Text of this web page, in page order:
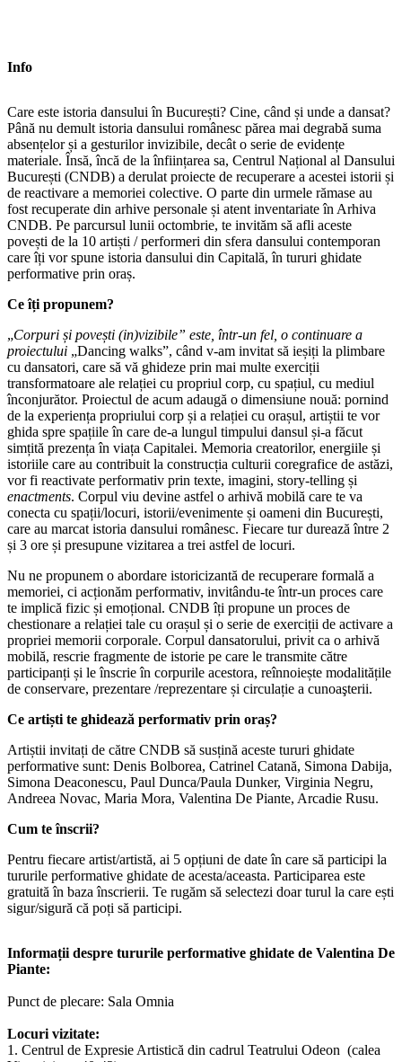
Info
Care este istoria dansului în București? Cine, când și unde a dansat?
Până nu demult istoria dansului românesc părea mai degrabă suma
absențelor și a gesturilor invizibile, decât o serie de evidențe
materiale. Însă, încă de la înființarea sa, Centrul Național al Dansului
București (CNDB) a derulat proiecte de recuperare a acestei istorii și
de reactivare a memoriei colective. O parte din urmele rămase au
fost recuperate din arhive personale și atent inventariate în Arhiva
CNDB. Pe parcursul lunii octombrie, te invităm să afli aceste
povești de la 10 artiști / performeri din sfera dansului contemporan
care îți vor spune istoria dansului din Capitală, în tururi ghidate
performative prin oraș.
Ce îți propunem?
„Corpuri și povești (in)vizibile” este, într-un fel, o continuare a
proiectului „Dancing walks”, când v-am invitat să ieșiți la plimbare
cu dansatori, care să vă ghideze prin mai multe exerciții
transformatoare ale relației cu propriul corp, cu spațiul, cu mediul
înconjurător. Proiectul de acum adaugă o dimensiune nouă: pornind
de la experiența propriului corp și a relației cu orașul, artiștii te vor
ghida spre spațiile în care de-a lungul timpului dansul și-a făcut
simțită prezența în viața Capitalei. Memoria creatorilor, energiile și
istoriile care au contribuit la construcția culturii coregrafice de astăzi,
vor fi reactivate performativ prin texte, imagini, story-telling și
enactments. Corpul viu devine astfel o arhivă mobilă care te va
conecta cu spații/locuri, istorii/evenimente și oameni din București,
care au marcat istoria dansului românesc. Fiecare tur durează între 2
și 3 ore și presupune vizitarea a trei astfel de locuri.
Nu ne propunem o abordare istoricizantă de recuperare formală a
memoriei, ci acționăm performativ, invitându-te într-un proces care
te implică fizic și emoțional. CNDB îți propune un proces de
chestionare a relației tale cu orașul și o serie de exerciții de activare a
propriei memorii corporale. Corpul dansatorului, privit ca o arhivă
mobilă, rescrie fragmente de istorie pe care le transmite către
participanți și le înscrie în corpurile acestora, reînnoiește modalitățile
de conservare, prezentare /reprezentare și circulație a cunoaşterii.
Ce artiști te ghidează performativ prin oraș?
Artiștii invitați de către CNDB să susțină aceste tururi ghidate
performative sunt: Denis Bolborea, Catrinel Catană, Simona Dabija,
Simona Deaconescu, Paul Dunca/Paula Dunker, Virginia Negru,
Andreea Novac, Maria Mora, Valentina De Piante, Arcadie Rusu.
Cum te înscrii?
Pentru fiecare artist/artistă, ai 5 opțiuni de date în care să participi la
tururile performative ghidate de acesta/aceasta. Participarea este
gratuită în baza înscrierii. Te rugăm să selectezi doar turul la care ești
sigur/sigură că poți să participi.
Informații despre tururile performative ghidate de Valentina De
Piante:
Punct de plecare: Sala Omnia
Locuri vizitate:
1. Centrul de Expresie Artistică din cadrul Teatrului Odeon (calea